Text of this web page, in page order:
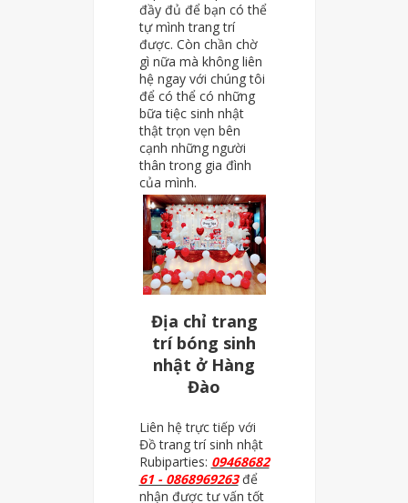
đầy đủ để bạn có thể
tự mình trang trí
được. Còn chần chờ
gì nữa mà không liên
hệ ngay với chúng tôi
để có thể có những
bữa tiệc sinh nhật
thật trọn vẹn bên
cạnh những người
thân trong gia đình
của mình.
Địa chỉ trang
trí bóng sinh
nhật ở Hàng
Đào
Liên hệ trực tiếp với
Đồ trang trí sinh nhật
Rubiparties: 09468682
61 - 0868969263để
nhận được tư vấn tốt